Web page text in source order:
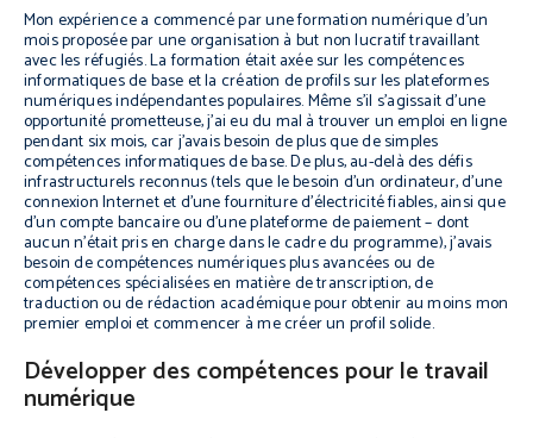
Mon expérience a commencé par une formation numérique d’un
mois proposée par une organisation à but non lucratif travaillant
avec les réfugiés. La formation était axée sur les compétences
informatiques de base et la création de profils sur les plateformes
numériques indépendantes populaires. Même s’il s’agissait d’une
opportunité prometteuse, j’ai eu du mal à trouver un emploi en ligne
pendant six mois, car j’avais besoin de plus que de simples
compétences informatiques de base. De plus, au-delà des défis
infrastructurels reconnus (tels que le besoin d’un ordinateur, d’une
connexion Internet et d’une fourniture d’électricité fiables, ainsi que
d’un compte bancaire ou d’une plateforme de paiement – dont
aucun n’était pris en charge dans le cadre du programme), j’avais
besoin de compétences numériques plus avancées ou de
compétences spécialisées en matière de transcription, de
traduction ou de rédaction académique pour obtenir au moins mon
premier emploi et commencer à me créer un profil solide.
Développer des compétences pour le travail
numérique